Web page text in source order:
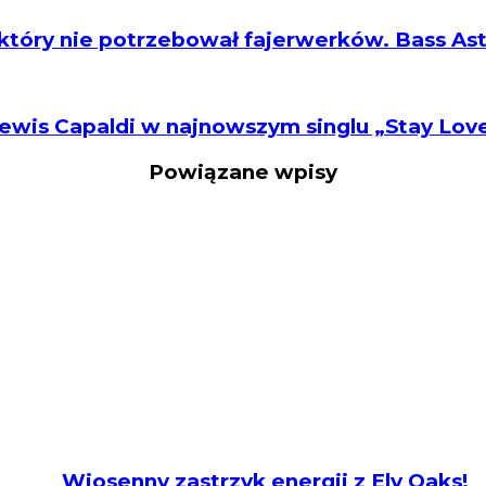
nie potrzebował fajerwerków. Bass
Capaldi w najnowszym singlu „Stay
Powiązane wpisy
Wiosenny zastrzyk energii z Ely Oaks!